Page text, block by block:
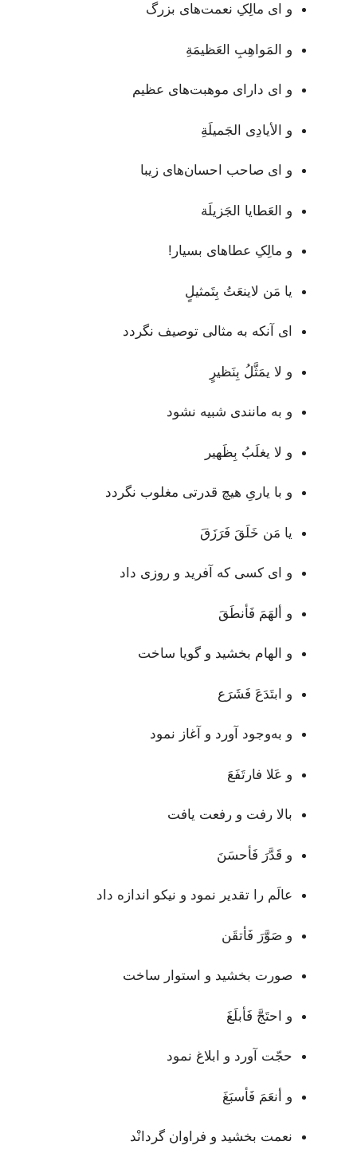
و ای مالِکِ نعمت‌های بزرگ
و المَواهِبِ العَظيمَةِ
و ای دارای موهبت‌های عظیم
و الأيادِى الجَميلَةِ
و ای صاحب احسان‌های زیبا
و العَطايا الجَزيلَة
و مالِکِ عطاهای بسیار!
يا مَن لاينعَتُ بِتَمثيلٍ
ای آنکه به مثالی توصیف نگردد
و لا يمَثَّلُ بِنَظيرٍ
و به مانندی شبیه نشود
و لا يغلَبُ بِظَهير
و با یاریِ هیچ قدرتی مغلوب نگردد
يا مَن خَلَقَ فَرَزَقَ
و ای کسی که آفرید و روزی داد
و ألهَمَ فَأنطَقَ
و الهام بخشید و گویا ساخت
و ابتَدَعَ فَشَرَع
و به‌وجود آورد و آغاز نمود
و عَلا فارتَفَعَ
بالا رفت و رفعت یافت
و قَدَّرَ فَأحسَنَ
عالَم را تقدیر نمود و نیکو اندازه داد
و صَوَّرَ فَأتقَن
صورت بخشید و استوار ساخت
و احتَجَّ فَأبلَغَ
حجّت آورد و ابلاغ نمود
و أنعَمَ فَأسبَغَ
نعمت بخشید و فراوان گردانْد